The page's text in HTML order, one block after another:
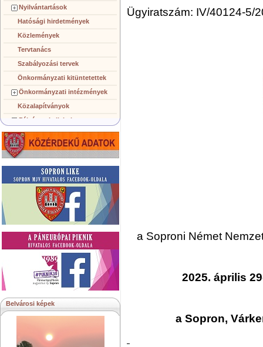
Nyilvántartások
Hatósági hirdetmények
Közlemények
Tervtanács
Szabályozási tervek
Önkormányzati kitüntetettek
Önkormányzati intézmények
Közalapítványok
Pályázatok, licitek
Koncepciók, tervezetek
Településképi követelmények
Közérdekű információk
Testvérvárosok
Belvárosi képek
Ügyiratszám: IV/40124-5/
a Soproni Német
2025. április
a Sopron,